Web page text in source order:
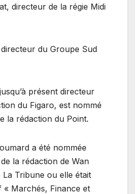
directeur de la régie Midi
du Groupe Sud
présent directeur
du Figaro, est nommé
la rédaction du Point.
a été nommée
la rédaction de Wan
La Tribune ou elle était
« Marchés, Finance et